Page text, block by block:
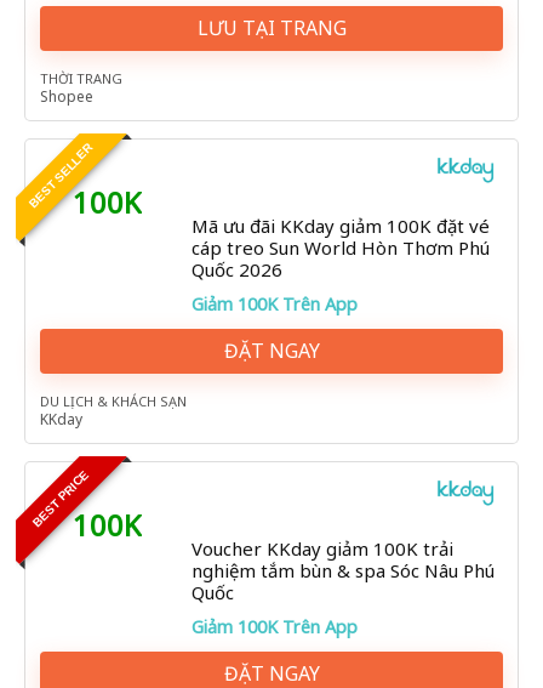
LƯU TẠI TRANG
THỜI TRANG
Shopee
BEST SELLER100K
Mã ưu đãi KKday giảm 100K đặt vé
cáp treo Sun World Hòn Thơm Phú
Quốc 2026
Giảm 100K Trên App
ĐẶT NGAY
DU LỊCH & KHÁCH SẠN
KKday
BEST PRICE100K
Voucher KKday giảm 100K trải
nghiệm tắm bùn & spa Sóc Nâu Phú
Quốc
Giảm 100K Trên App
ĐẶT NGAY